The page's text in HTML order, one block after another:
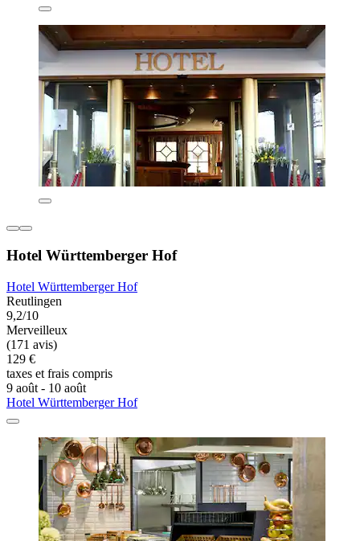
Hotel Württemberger Hof
Hotel Württemberger Hof
Reutlingen
9,2/10
Merveilleux
(171 avis)
129 €
taxes et frais compris
9 août - 10 août
Hotel Württemberger Hof